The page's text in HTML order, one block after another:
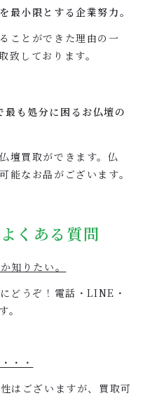
最小限とする企業努力。
ことができた理由の一
致しております。
最も処分に困るお仏壇の
壇買取ができます。仏
能なお品がございます。
くある質問
知りたい。
どうぞ！電話・LINE・
。
・・
はございますが、買取可